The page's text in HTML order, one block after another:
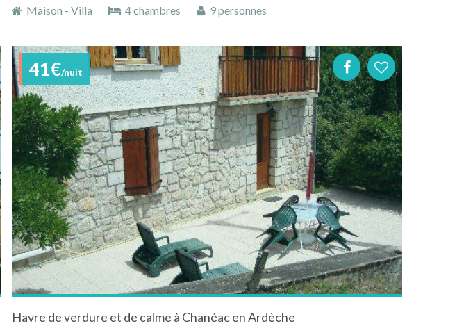
Maison - Villa
4 chambres 9 personnes
41€/nuit
Havre de verdure et de calme à Chanéac en Ardèche